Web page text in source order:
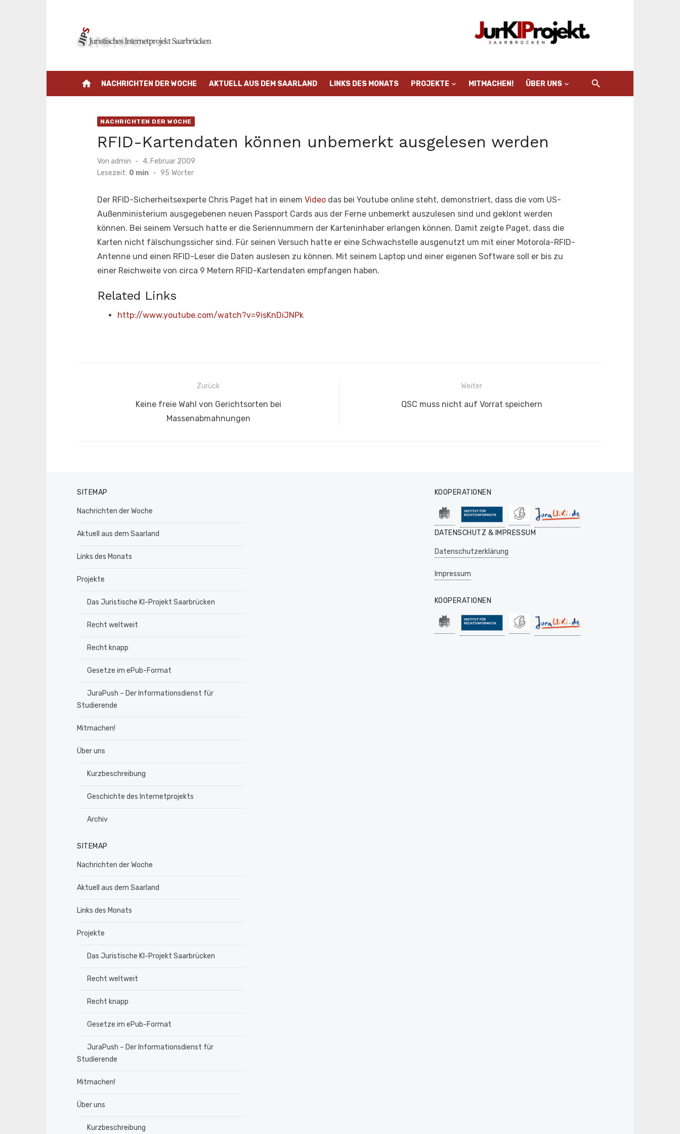
home NACHRICHTEN DER WOCHE AKTUELL AUS DEM SAARLAND LINKS DES MONATS PROJEKTE MITMACHEN! ÜBER UNS
NACHRICHTEN DER WOCHE
RFID-Kartendaten können unbemerkt ausgelesen werden
Von admin
Veröffentlicht
am
4. Februar 2009
Lesezeit: 0 min - 95 Wörter
Der RFID-Sicherheitsexperte Chris Paget hat in einem Video das bei Youtube online steht, demonstriert, dass die vom US-
Außenministerium ausgegebenen neuen Passport Cards aus der Ferne unbemerkt auszulesen sind und geklont werden
können. Bei seinem Versuch hatte er die Seriennummern der Karteninhaber erlangen können. Damit zeigte Paget, dass die
Karten nicht fälschungssicher sind. Für seinen Versuch hatte er eine Schwachstelle ausgenutzt um mit einer Motorola-RFID-
Antenne und einen RFID-Leser die Daten auslesen zu können. Mit seinem Laptop und einer eigenen Software soll er bis zu
einer Reichweite von circa 9 Metern RFID-Kartendaten empfangen haben.
Related Links
http://www.youtube.com/watch?v=9isKnDiJNPk
BeitragsnavigationZurück
Keine freie Wahl von Gerichtsorten bei
Massenabmahnungen
Weiter
Nächster
QSC muss nicht auf Vorrat speichern
SITEMAP
Nachrichten der Woche
Aktuell aus dem Saarland
Links des Monats
Projekte
Das Juristische KI-Projekt Saarbrücken
Recht weltweit
Recht knapp
Gesetze im ePub-Format
JuraPush – Der Informationsdienst für
Studierende
Mitmachen!
Über uns
Kurzbeschreibung
Geschichte des Internetprojekts
Archiv
SITEMAP
Nachrichten der Woche
Aktuell aus dem Saarland
Links des Monats
Projekte
Das Juristische KI-Projekt Saarbrücken
Recht weltweit
Recht knapp
Gesetze im ePub-Format
JuraPush – Der Informationsdienst für
Studierende
Mitmachen!
Über uns
Kurzbeschreibung
KOOPERATIONEN
DATENSCHUTZ & IMPRESSUM
Datenschutzerklärung
Impressum
KOOPERATIONEN